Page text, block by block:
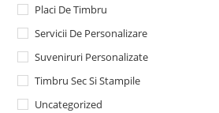
Placi De Timbru
Servicii De Personalizare
Suveniruri Personalizate
Timbru Sec Si Stampile
Uncategorized